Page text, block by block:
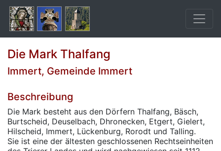
Die Mark Thalfang
Immert, Gemeinde Immert
Beschreibung
Die Mark besteht aus den Dörfern Thalfang, Bäsch,
Burtscheid, Deuselbach, Dhronecken, Etgert, Gielert,
Hilscheid, Immert, Lückenburg, Rorodt und Talling.
Sie ist eine der ältesten geschlossenen Rechtseinheiten